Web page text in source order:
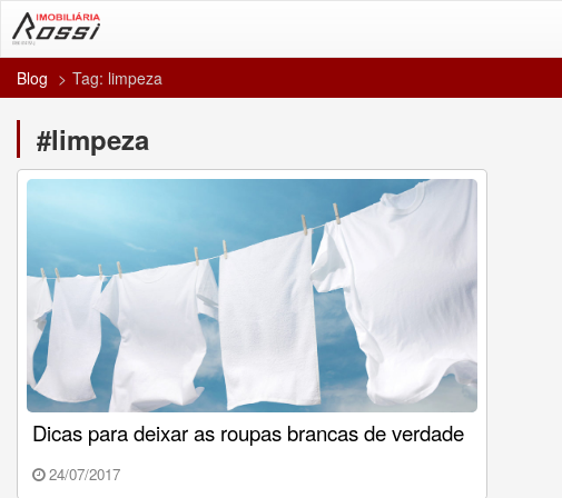
Blog Tag: limpeza
#limpeza
Dicas para deixar as roupas brancas de verdade
24/07/2017